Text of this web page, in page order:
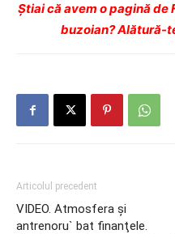
Ştiai că avem o pagină
buzoian? Alătură-
Articolul precedent
VIDEO. Atmosfera şi
antrenoru` bat finanţele.